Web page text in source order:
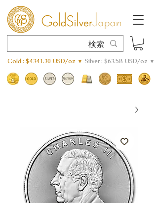
Gold : $4341.30 USD/oz ▼ Silver : $63.58 USD/oz ▼